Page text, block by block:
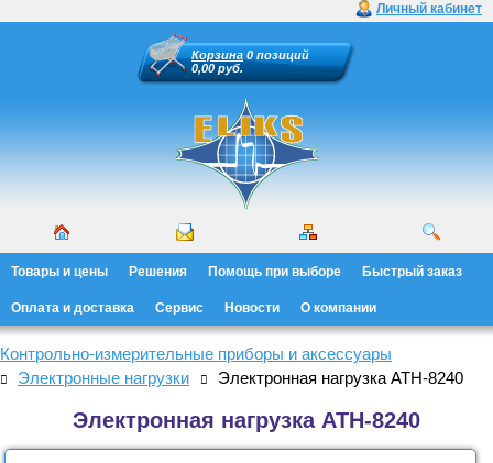
Личный кабинет
Корзина 0 позиций
0,00 руб.
Товары и цены Решения Помощь при выборе Быстрый заказ
Оплата и доставка Сервис Новости О компании
Контрольно-измерительные приборы и аксессуары
Электронные нагрузки
Электронная нагрузка АТН-8240
Электронная нагрузка АТН-8240